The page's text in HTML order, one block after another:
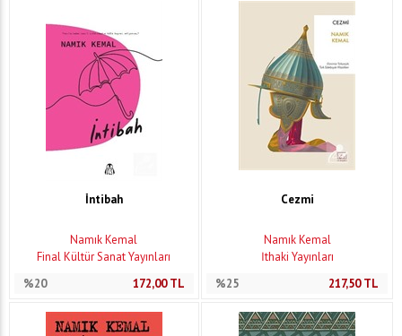
İntibah
Namık Kemal
Final Kültür Sanat Yayınları
%20
172,00TL
Cezmi
Namık Kemal
İthaki Yayınları
%25
217,50TL